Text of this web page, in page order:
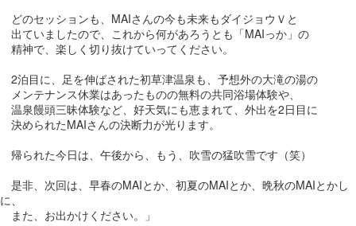
どのセッションも、MAIさんの今も未来もダイジョウＶと
出ていましたので、これから何があろうとも「MAIっか」の
精神で、楽しく切り抜けていってください。
2泊目に、足を伸ばされた初草津温泉も、予想外の大滝の湯の
メンテナンス休業はあったものの無料の共同浴場体験や、
温泉饅頭三昧体験など、好天気にも恵まれて、外出を2日目に
決められたMAIさんの決断力が光ります。
帰られた今日は、午後から、もう、吹雪の猛吹雪です（笑）
是非、次回は、早春のMAIとか、初夏のMAIとか、晩秋のMAIとかし
に、
また、お出かけください。」